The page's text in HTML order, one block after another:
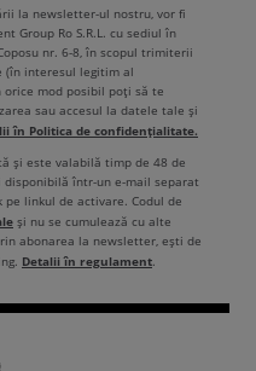
la newsletter-ul nostru, vor fi
Group Ro S.R.L. cu sediul în
nr. 6-8, în scopul trimiterii
(în interesul legitim al
mod posibil poți să te
sau accesul la datele tale și
în Politica de confidențialitate.
și este valabilă timp de 48 de
într-un e-mail separat
linkul de activare. Codul de
și nu se cumulează cu alte
abonarea la newsletter, ești de
Detalii în regulament